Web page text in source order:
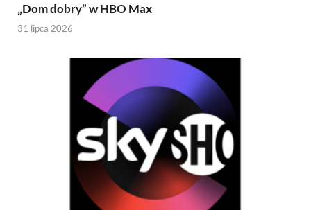
„Dom dobry” w HBO Max
31 lipca 2026